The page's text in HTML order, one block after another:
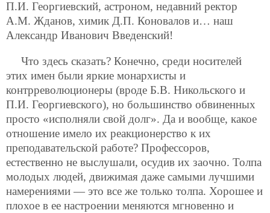
П.И. Георгиевский, астроном, недавний ректор
А.М. Жданов, химик Д.П. Коновалов и… наш
Александр Иванович Введенский!
Что здесь сказать? Конечно, среди носителей
этих имен были яркие монархисты и
контрреволюционеры (вроде Б.В. Никольского и
П.И. Георгиевского), но большинство обвиненных
просто «исполняли свой долг». Да и вообще, какое
отношение имело их реакционерство к их
преподавательской работе? Профессоров,
естественно не выслушали, осудив их заочно. Толпа
молодых людей, движимая даже самыми лучшими
намерениями — это все же только толпа. Хорошее и
плохое в ее настроении меняются мгновенно и